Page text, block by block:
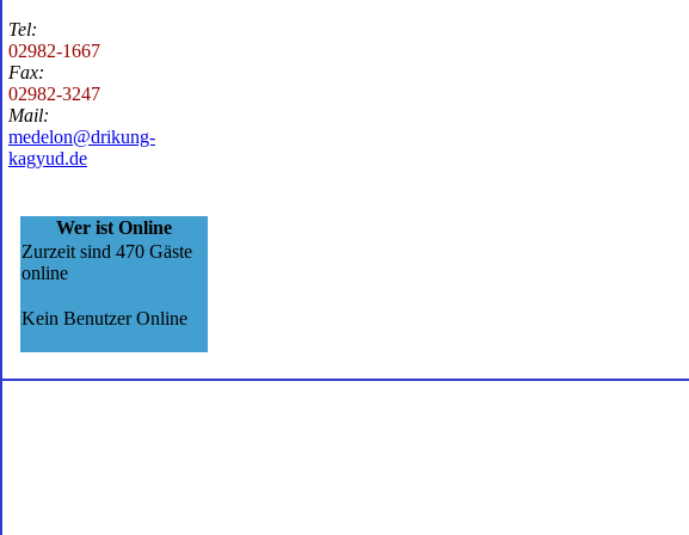
Tel:
02982-1667
Fax:
02982-3247
Mail:
medelon@drikung-
kagyud.de
Wer ist Online
Zurzeit sind 470 Gäste
online
Kein Benutzer Online